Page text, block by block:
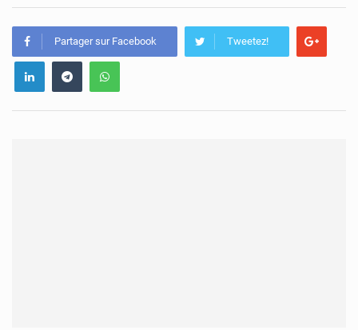
Partager sur Facebook Tweetez!